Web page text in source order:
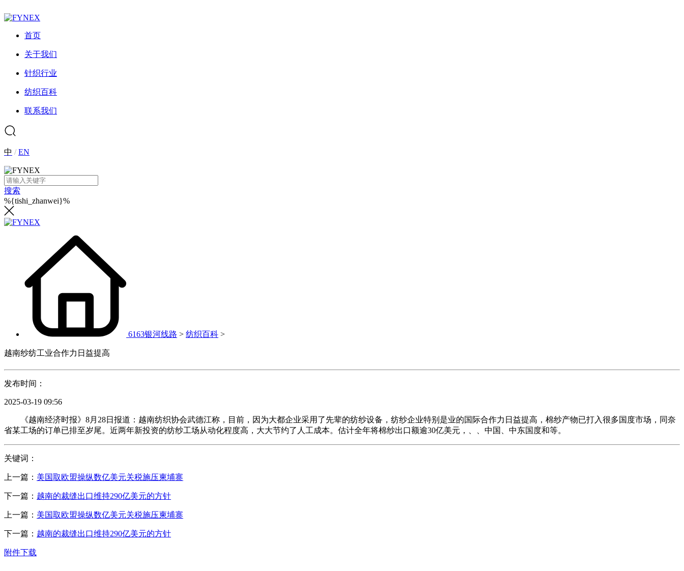
首页
关于我们
针织行业
纺织百科
联系我们
中 /EN
搜索
%{tishi_zhanwei}%
6163银河线路 > 纺织百科 >
越南纱纺工业合作力日益提高
发布时间：
2025-03-19 09:56
《越南经济时报》8月28日报道：越南纺织协会武德江称，目前，因为大都企业采用了先辈的纺纱设备，纺纱企业特别是业的国际合作力日益提高，棉纱产物已打入很多国度市场，同奈
省某工场的订单已排至岁尾。近两年新投资的纺纱工场从动化程度高，大大节约了人工成本。估计全年将棉纱出口额逾30亿美元，、、中国、中东国度和等。
关键词：
上一篇： 美国取欧盟操纵数亿美元关税施压柬埔寨
下一篇： 越南的裁缝出口维持290亿美元的方针
上一篇： 美国取欧盟操纵数亿美元关税施压柬埔寨
下一篇： 越南的裁缝出口维持290亿美元的方针
附件下载